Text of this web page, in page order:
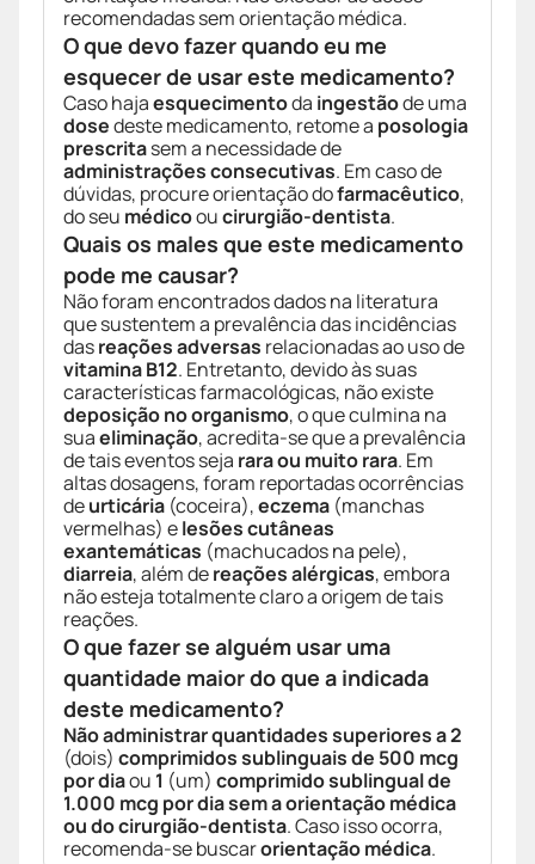
recomendadas sem orientação médica.
O que devo fazer quando eu me
esquecer de usar este medicamento?
Caso hajaesquecimentoda ingestãode uma
dosedeste medicamento, retome a posologia
prescritasem a necessidade de
administrações consecutivas. Em caso de
dúvidas, procure orientação dofarmacêutico,
do seu médicooucirurgião-dentista.
Quais os males que este medicamento
pode me causar?
Não foram encontrados dados na literatura
que sustentem a prevalência das incidências
dasreações adversas relacionadas ao uso de
vitamina B12. Entretanto, devido às suas
características farmacológicas, não existe
deposição no organismo, o que culmina na
suaeliminação, acredita-se que a prevalência
de tais eventos seja rara ou muito rara. Em
altas dosagens, foram reportadas ocorrências
deurticária (coceira),eczema (manchas
vermelhas) elesões cutâneas
exantemáticas (machucados na pele),
diarreia, além dereações alérgicas, embora
não esteja totalmente claro a origem de tais
reações.
O que fazer se alguém usar uma
quantidade maior do que a indicada
deste medicamento?
Não administrar quantidades superiores a 2
(dois) comprimidos sublinguais de 500 mcg
por diaou 1 (um) comprimido sublingual de
1.000 mcg por dia sem a orientação médica
ou do cirurgião-dentista. Caso isso ocorra,
recomenda-se buscarorientação médica.